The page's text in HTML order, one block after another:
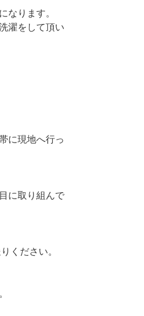
なります。
濯をして頂い
に現地へ行っ
に取り組んで
ください。